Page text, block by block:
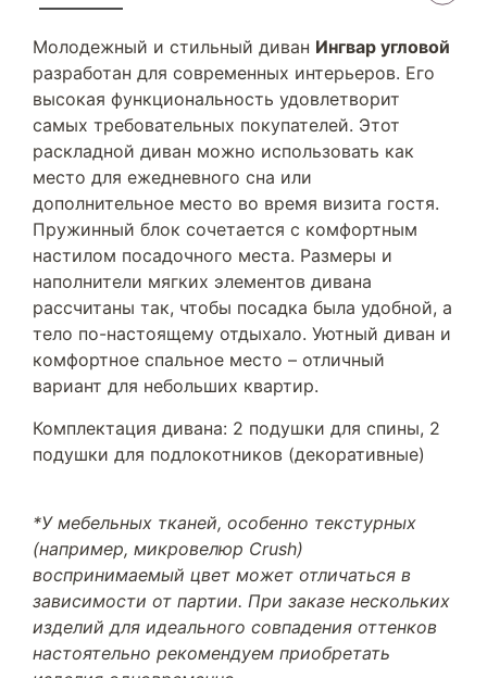
Молодежный и стильный диван Ингвар угловой
разработан для современных интерьеров. Его
высокая функциональность удовлетворит
самых требовательных покупателей. Этот
раскладной диван можно использовать как
место для ежедневного сна или
дополнительное место во время визита гостя.
Пружинный блок сочетается с комфортным
настилом посадочного места. Размеры и
наполнители мягких элементов дивана
рассчитаны так, чтобы посадка была удобной, а
тело по-настоящему отдыхало. Уютный диван и
комфортное спальное место – отличный
вариант для небольших квартир.
Комплектация дивана: 2 подушки для спины, 2
подушки для подлокотников (декоративные)
*У мебельных тканей, особенно текстурных
(например, микровелюр Crush)
воспринимаемый цвет может отличаться в
зависимости от партии. При заказе нескольких
изделий для идеального совпадения оттенков
настоятельно рекомендуем приобретать